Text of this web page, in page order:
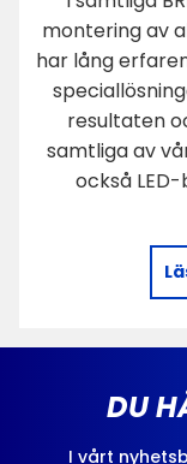
montering av
har lång
resultaten
samtliga av
också
DU
I vårt